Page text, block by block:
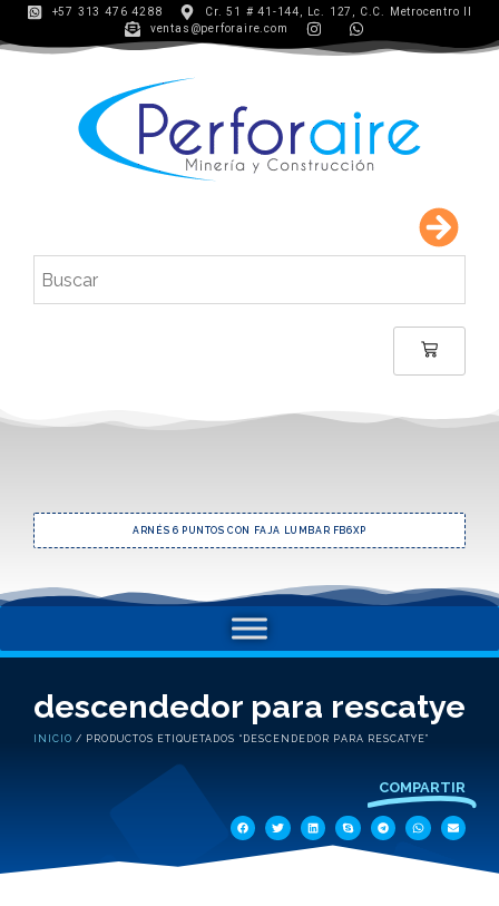
+57 313 476 4288
Cr. 51 # 41-144, Lc. 127, C.C. Metrocentro II
ventas@perforaire.com
ARNÉS 6 PUNTOS CON FAJA LUMBAR FB6XP
descendedor para rescatye
INICIO / PRODUCTOS ETIQUETADOS “DESCENDEDOR PARA RESCATYE”
COMPARTIR